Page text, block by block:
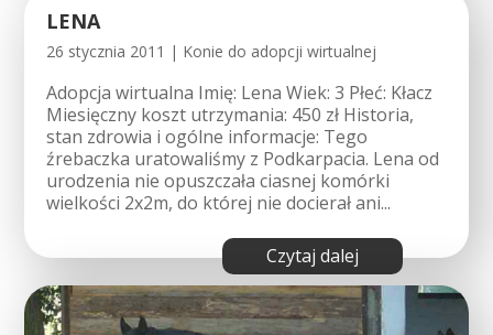
LENA
26 stycznia 2011 | Konie do adopcji wirtualnej
Adopcja wirtualna Imię: Lena Wiek: 3 Płeć: Kłacz
Miesięczny koszt utrzymania: 450 zł Historia,
stan zdrowia i ogólne informacje: Tego
źrebaczka uratowaliśmy z Podkarpacia. Lena od
urodzenia nie opuszczała ciasnej komórki
wielkości 2x2m, do której nie docierał ani...
czytaj dalej